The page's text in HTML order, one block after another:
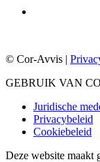
© Cor-Avvis |
GEBRUIK VAN
Juridische
Privacybeleid
Cookiebeleid
Deze website maakt